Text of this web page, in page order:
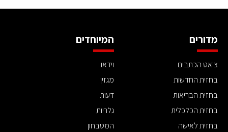
מדורים
צ'אט הכתבים
בחזית החדשות
בחזית הבריאות
בחזית הכלכלית
בחזית לאישה
המיוחדים
וידאו
מגזין
דעות
גלריות
המטבחון